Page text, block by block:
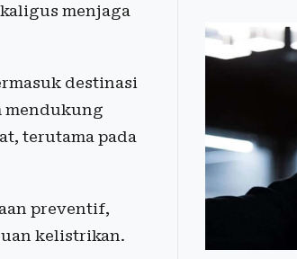
menjaga
destinasi
mendukung
terutama pada
preventif,
kelistrikan.